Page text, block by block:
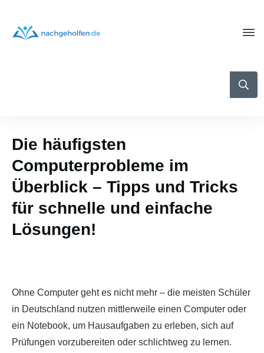
Die häufigsten
Computerprobleme im
Überblick – Tipps und Tricks
für schnelle und einfache
Lösungen!
Ohne Computer geht es nicht mehr – die meisten Schüler
in Deutschland nutzen mittlerweile einen Computer oder
ein Notebook, um Hausaufgaben zu erleben, sich auf
Prüfungen vorzubereiten oder schlichtweg zu lernen.